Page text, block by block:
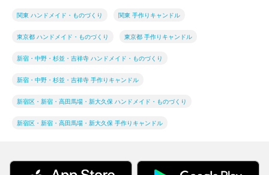
関東 ハンドメイド・ものづくり 関東 手作りキャンドル
東京都 ハンドメイド・ものづくり 東京都 手作りキャンドル
新宿・中野・杉並・吉祥寺 ハンドメイド・ものづくり
新宿・中野・杉並・吉祥寺 手作りキャンドル
新宿区・新宿・高田馬場・新大久保 ハンドメイド・ものづくり
新宿区・新宿・高田馬場・新大久保 手作りキャンドル